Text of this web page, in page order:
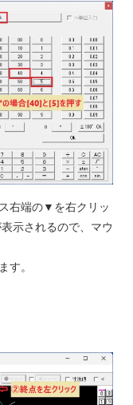
右端の▼を右クリッ
示されるので、マウ
す。